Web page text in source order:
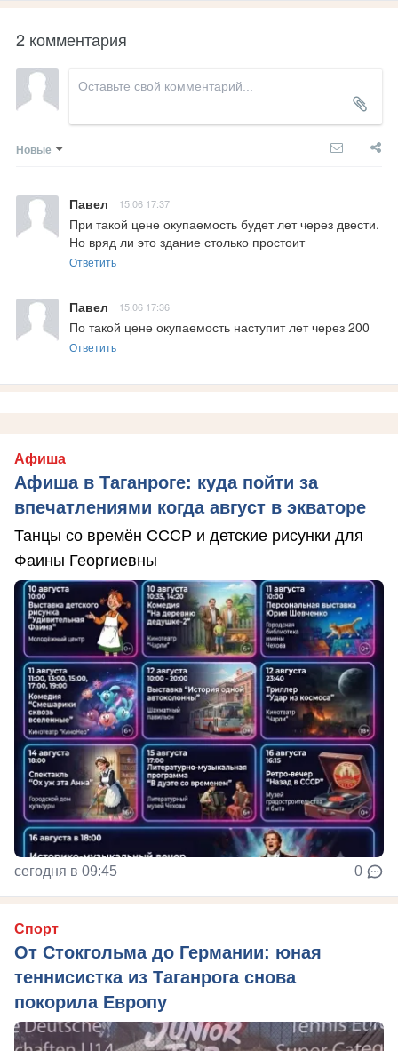
2 комментария
Новые
Павел 15.06 17:37
При такой цене окупаемость будет лет через двести.
Но вряд ли это здание столько простоит
Ответить
Павел 15.06 17:36
По такой цене окупаемость наступит лет через 200
Ответить
Афиша
Афиша в Таганроге: куда пойти за
впечатлениями когда август в экваторе
Танцы со времён СССР и детские рисунки для
Фаины Георгиевны
сегодня в 09:45 0
Спорт
От Стокгольма до Германии: юная
теннисистка из Таганрога снова
покорила Европу